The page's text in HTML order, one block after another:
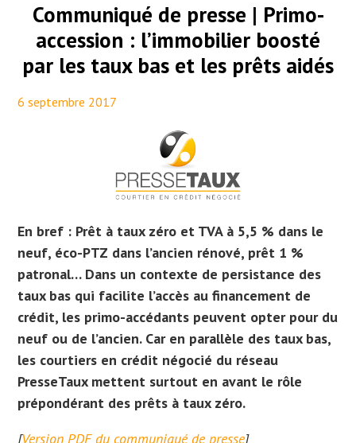
Communiqué de presse | Primo-
accession : l’immobilier boosté
par les taux bas et les prêts aidés
6 septembre 2017
En bref : Prêt à taux zéro et TVA à 5,5 % dans le
neuf, éco-PTZ dans l’ancien rénové, prêt 1 %
patronal… Dans un contexte de persistance des
taux bas qui facilite l’accès au financement de
crédit, les primo-accédants peuvent opter pour du
neuf ou de l’ancien. Car en parallèle des taux bas,
les courtiers en crédit négocié du réseau
PresseTaux mettent surtout en avant le rôle
prépondérant des prêts à taux zéro.
[Version PDF du communiqué de presse]